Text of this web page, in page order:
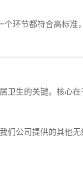
环节都符合高标准
卫生的关键。核心
们公司提供的其他